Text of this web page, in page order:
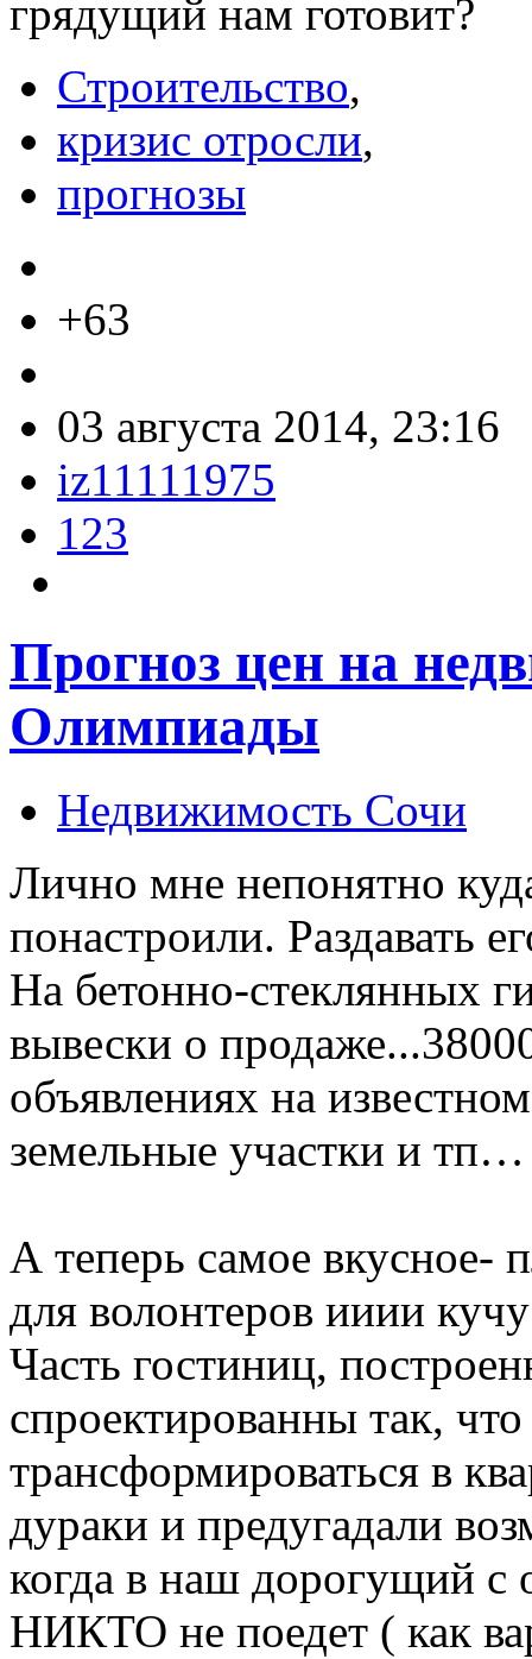
грядущий нам готовит?
Строительство,
кризис отросли,
прогнозы
+63
03 августа 2014, 23:16
iz11111975
123
Прогноз цен на
Олимпиады
Недвижимость Сочи
Лично мне непонятно
понастроили. Раздавать
На бетонно-стеклянных
вывески о
объявлениях на
земельные участки и тп…
А теперь самое вкусное-
для волонтеров ииии
Часть гостиниц,
спроектированны так,
трансформироваться в
дураки и предугадали
когда в наш дорогущий с
НИКТО не поедет ( как